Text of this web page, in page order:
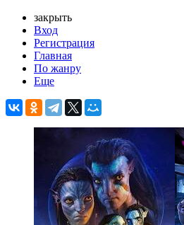
закрыть
Вход
Регистрация
Главная
По жанру
Еще